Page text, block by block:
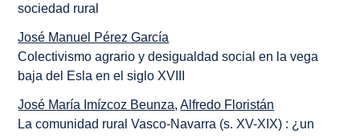
sociedad rural
José Manuel Pérez García
Colectivismo agrario y desigualdad social en la vega
baja del Esla en el siglo XVIII
José María Imízcoz Beunza,Alfredo Floristán
La comunidad rural Vasco-Navarra (s. XV-XIX) : ¿un